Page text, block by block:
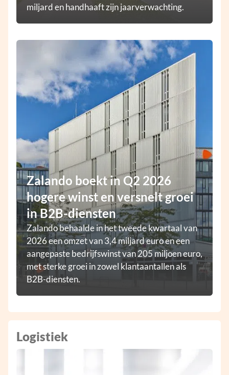
miljard en handhaaft zijn jaarverwachting.
Zalando boekt in Q2 2026
hogere winst en versnelt groei
in B2B-diensten
Zalando behaalde in het tweede kwartaal van
2026 een omzet van 3,4 miljard euro en een
aangepaste bedrijfswinst van 205 miljoen euro,
met sterke groei in zowel klantaantallen als
B2B-diensten.
Logistiek